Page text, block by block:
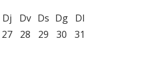
Dj
27
Dv
28
Ds
29
Dg
30
Dl
31